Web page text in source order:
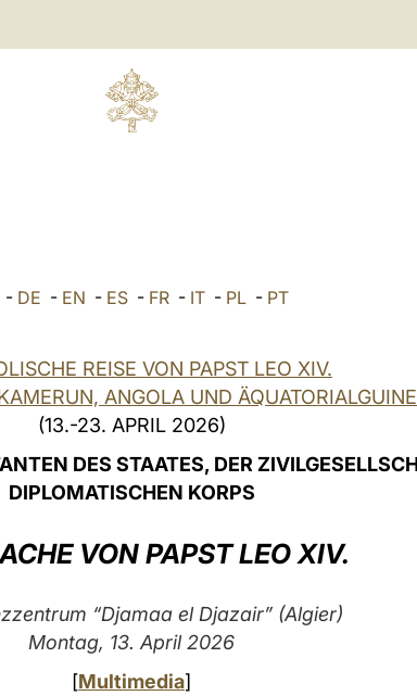
- DE - EN - ES - FR - IT - PL - PT
REISE VON PAPST LEO XIV.
ANGOLA UND
(13.-23. APRIL 2026)
DES STAATES, DER
DIPLOMATISCHEN KORPS
VON PAPST LEO XIV.
“Djamaa el Djazair” (Algier)
Montag, 13. April 2026
[Multimedia]